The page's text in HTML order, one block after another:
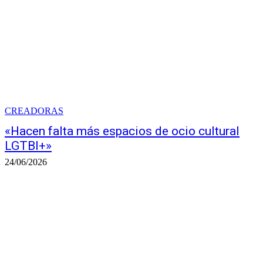
CREADORAS
«Hacen falta más espacios de ocio cultural
LGTBI+»
24/06/2026